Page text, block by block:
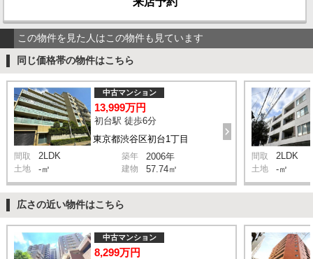
この物件を見た人はこの物件も見ています
同じ価格帯の物件はこちら
東京都渋谷区初台1丁目
中古マンション
13,999万円
初台駅 徒歩6分
間取 2LDK 築年 2006年
土地 -㎡ 建物 57.74㎡
間取 2LDK
土地 -㎡
広さの近い物件はこちら
中古マンション
8,299万円